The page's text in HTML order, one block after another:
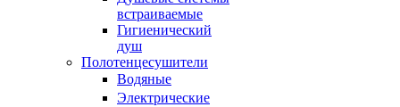
встраиваемые
Гигиенический
душ
Полотенцесушители
ㅤВодяные
ㅤЭлектрические